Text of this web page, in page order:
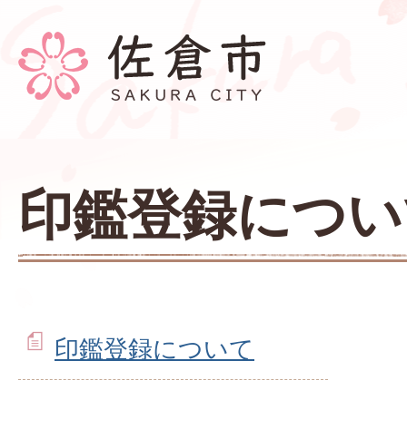
印鑑登録につ
印鑑登録について